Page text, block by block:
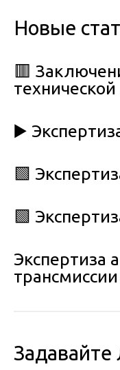
Новые
🟥
▶️
🟩
🟩
Экспертиза
трансмиссии